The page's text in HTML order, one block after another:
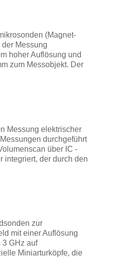
(Magnet-
Messung
hoher Auflösung und
zum Messobjekt. Der
Messung elektrischer
durchgeführt
über IC -
integriert, der durch den
zur
mit einer Auflösung
3 GHz auf
Miniarturköpfe, die